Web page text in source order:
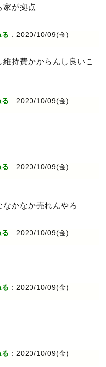
家が拠点
: 2020/10/09(金)
持費かからんし良いこ
: 2020/10/09(金)
: 2020/10/09(金)
かなか売れんやろ
: 2020/10/09(金)
: 2020/10/09(金)
: 2020/10/09(金)